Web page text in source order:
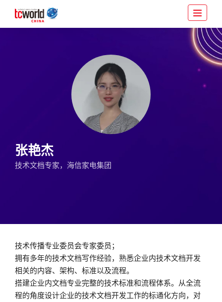
张艳杰
技术文档专家，海信家电集团
技术传播专业委员会专家委员；
拥有多年的技术文档写作经验，熟悉企业内技术文档开发
相关的内容、架构、标准以及流程。
搭建企业内文档专业完整的技术标准和流程体系。从全流
程的角度设计企业的技术文档开发工作的标通化方向，对